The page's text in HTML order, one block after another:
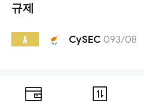
규제
A CySEC 093/08